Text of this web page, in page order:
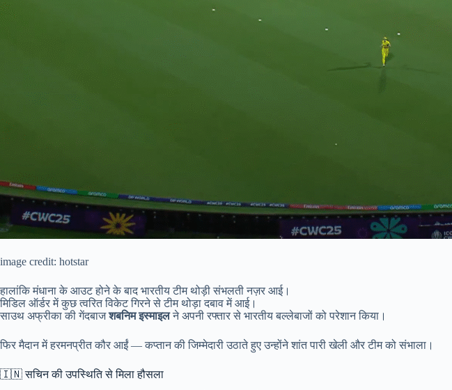
image credit: hotstar
हालांकि मंधाना के आउट होने के बाद भारतीय टीम थोड़ी संभलती नज़र आई।
मिडिल ऑर्डर में कुछ त्वरित विकेट गिरने से टीम थोड़ा दबाव में आई।
साउथ अफ्रीका की गेंदबाजशबनिम इस्माइलने अपनी रफ्तार से भारतीय बल्लेबाजों को परेशान किया।
फिर मैदान में हरमनप्रीत कौर आईं — कप्तान की जिम्मेदारी उठाते हुए उन्होंने शांत पारी खेली और टीम को संभाला।
🇮🇳 सचिन की उपस्थिति से मिला हौसला